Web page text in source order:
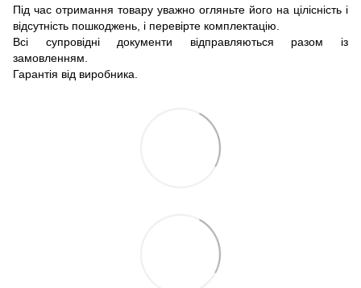
Під час отримання товару уважно огляньте його на цілісність і
відсутність пошкоджень, і перевірте комплектацію.
Всі супровідні документи відправляються разом із
замовленням.
Гарантія від виробника.